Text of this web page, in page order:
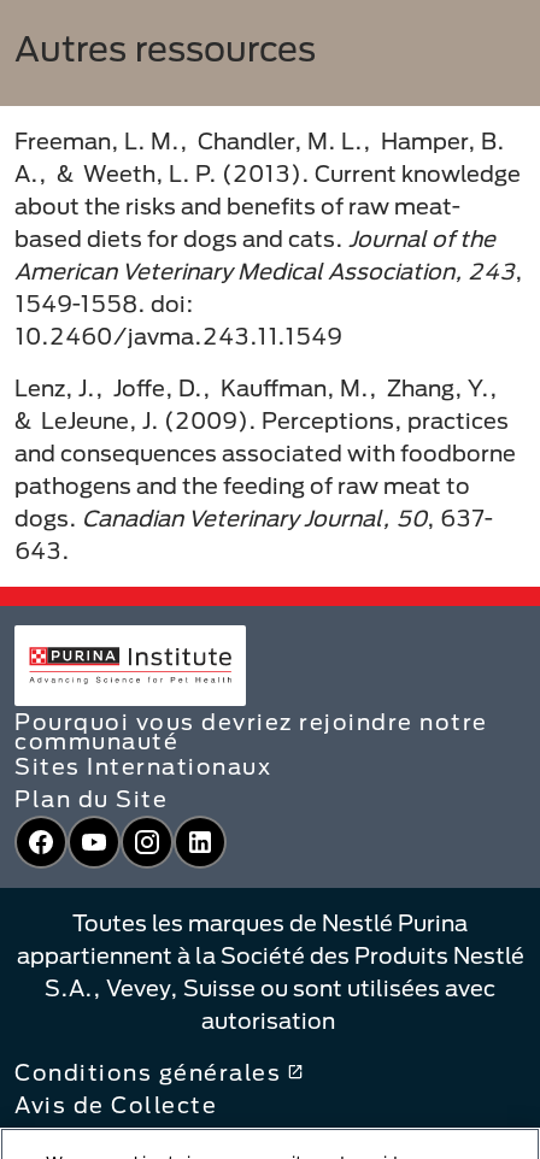
Autres ressources
Freeman, L. M., Chandler, M. L., Hamper, B.
A., & Weeth, L. P. (2013). Current knowledge
about the risks and benefits of raw meat-
based diets for dogs and cats. Journal of the
American Veterinary Medical Association, 243,
1549-1558. doi:
10.2460/javma.243.11.1549
Lenz, J., Joffe, D., Kauffman, M., Zhang, Y.,
& LeJeune, J. (2009). Perceptions, practices
and consequences associated with foodborne
pathogens and the feeding of raw meat to
dogs. Canadian Veterinary Journal, 50, 637-
643.
Pourquoi vous devriez rejoindre notre
communauté
Sites Internationaux
Plan du Site
Facebook
YouTubeInstagram
LinkedIn
Toutes les marques de Nestlé Purina
appartiennent à la Société des Produits Nestlé
S.A., Vevey, Suisse ou sont utilisées avec
autorisation
Conditions générales
Avis de Collecte
Politique de confidentialité